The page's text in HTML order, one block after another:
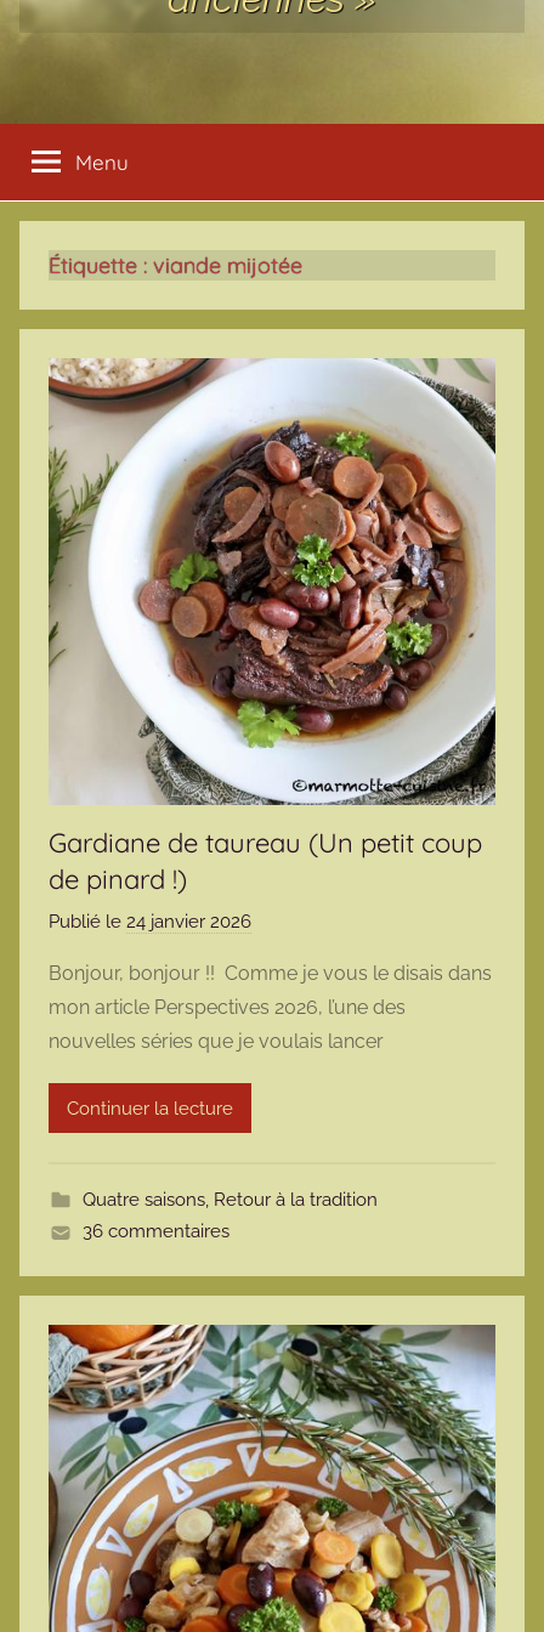
Menu
Étiquette : viande mijotée
Gardiane de taureau (Un petit coup
de pinard !)
Publié le 24 janvier 2026
r
m
a
t
Bonjour, bonjour !! Comme je vous le disais dans
mon article Perspectives 2026, l’une des
nouvelles séries que je voulais lancer
Continuer la lecture
Quatre saisons, Retour à la tradition
36 commentaires